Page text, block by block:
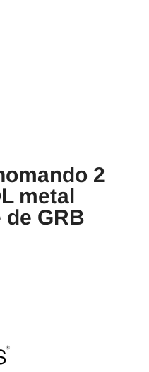
2
metal
GRB